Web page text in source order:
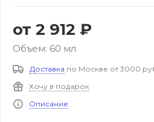
от 2 912 ₽
Объем: 60 мл
Доставка по Москве от 3000
Хочу в подарок
Описание